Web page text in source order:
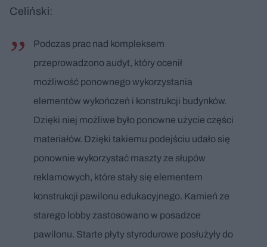
Celiński:
Podczas prac nad kompleksem
przeprowadzono audyt, który ocenił
możliwość ponownego wykorzystania
elementów wykończeń i konstrukcji budynków.
Dzięki niej możliwe było ponowne użycie części
materiałów. Dzięki takiemu podejściu udało się
ponownie wykorzystać maszty ze słupów
reklamowych, które stały się elementem
konstrukcji pawilonu edukacyjnego. Kamień ze
starego lobby zastosowano w posadzce
pawilonu. Starte płyty styrodurowe posłużyły do